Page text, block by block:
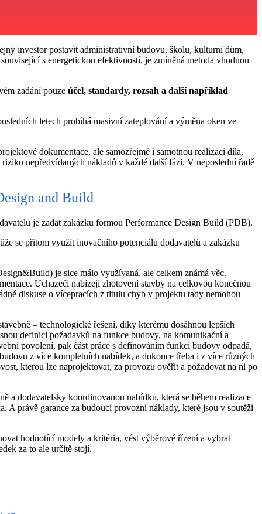
investor postavit administrativní budovu, školu, kulturní dům,
s energetickou efektivností, je zmíněná metoda vhodnou
zadání pouze účel, standardy, rozsah a další například
letech probíhá masivní zateplování a výměna oken ve
dokumentace, ale samozřejmě i samotnou realizaci díla,
nepředvídaných nákladů v každé další fázi. V neposlední řadě
and Build
je zadat zakázku formou Performance Design Build (PDB).
se přitom využít inovačního potenciálu dodavatelů a zakázku
je sice málo využívaná, ale celkem známá věc.
Uchazeči nabízejí zhotovení stavby na celkovou konečnou
diskuse o vícepracích z titulu chyb v projektu tady nemohou
– technologické řešení, díky kterému dosáhnou lepších
definici požadavků na funkce budovy, na komunikační a
povolení, pak část práce s definováním funkcí budovy odpadá,
z více kompletních nabídek, a dokonce třeba i z více různých
kterou lze naprojektovat, za provozu ověřit a požadovat na ni po
a dodavatelsky koordinovanou nabídku, která se během realizace
A právě garance za budoucí provozní náklady, které jsou v soutěži
hodnotící modely a kritéria, vést výběrové řízení a vybrat
za to ale určitě stojí.